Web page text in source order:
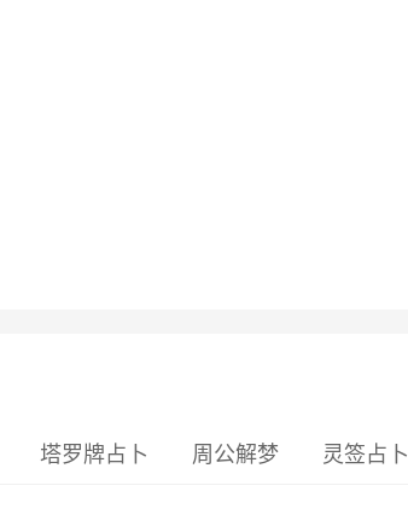
塔罗牌占卜 周公解梦 灵签占卜